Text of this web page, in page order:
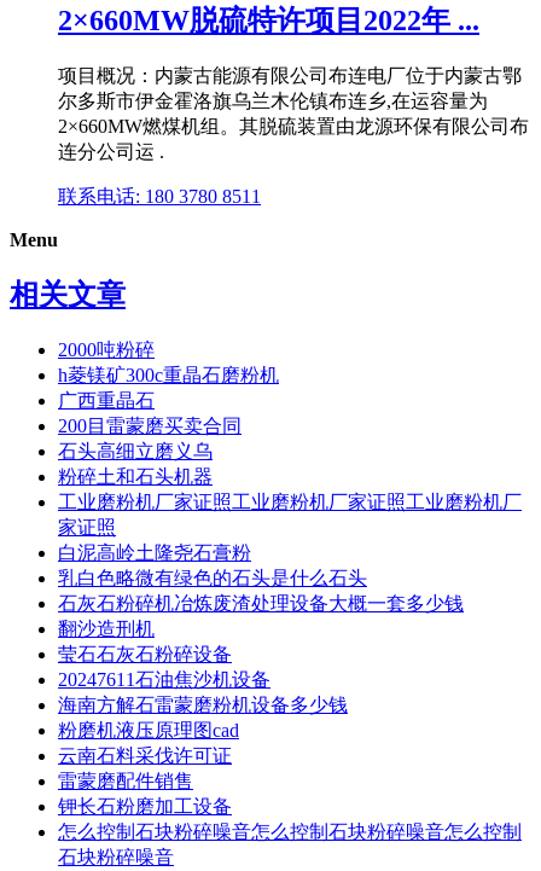
2×660MW脱硫特许项目2022年 ...
项目概况：内蒙古能源有限公司布连电厂位于内蒙古鄂
尔多斯市伊金霍洛旗乌兰木伦镇布连乡,在运容量为
2×660MW燃煤机组。其脱硫装置由龙源环保有限公司布
连分公司运 .
联系电话: 180 3780 8511
Menu
相关文章
2000吨粉碎
h菱镁矿300c重晶石磨粉机
广西重晶石
200目雷蒙磨买卖合同
石头高细立磨义乌
粉碎土和石头机器
工业磨粉机厂家证照工业磨粉机厂家证照工业磨粉机厂
家证照
白泥高岭土隆尧石膏粉
乳白色略微有绿色的石头是什么石头
石灰石粉碎机冶炼废渣处理设备大概一套多少钱
翻沙造刑机
莹石石灰石粉碎设备
20247611石油焦沙机设备
海南方解石雷蒙磨粉机设备多少钱
粉磨机液压原理图cad
云南石料采伐许可证
雷蒙磨配件销售
钾长石粉磨加工设备
怎么控制石块粉碎噪音怎么控制石块粉碎噪音怎么控制
石块粉碎噪音